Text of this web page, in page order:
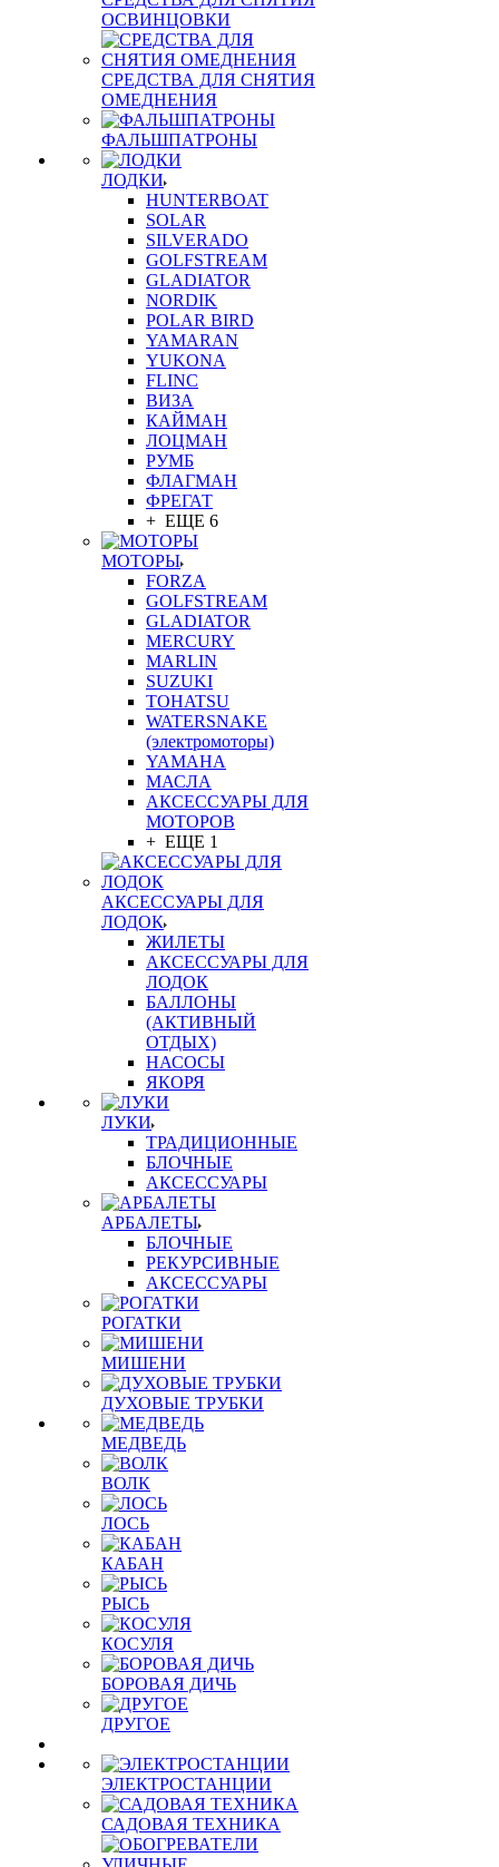
ОСВИНЦОВКИ
СРЕДСТВА ДЛЯ СНЯТИЯ
ОМЕДНЕНИЯ
ФАЛЬШПАТРОНЫ
ЛОДКИ
HUNTERBOAT
SOLAR
SILVERADO
GOLFSTREAM
GLADIATOR
NORDIK
POLAR BIRD
YAMARAN
YUKONA
FLINC
ВИЗА
КАЙМАН
ЛОЦМАН
РУМБ
ФЛАГМАН
ФРЕГАТ
+ ЕЩЕ 6
МОТОРЫ
FORZA
GOLFSTREAM
GLADIATOR
MERCURY
MARLIN
SUZUKI
TOHATSU
WATERSNAKE
(электромоторы)
YAMAHA
МАСЛА
АКСЕССУАРЫ ДЛЯ
МОТОРОВ
+ ЕЩЕ 1
АКСЕССУАРЫ ДЛЯ
ЛОДОК
ЖИЛЕТЫ
АКСЕССУАРЫ ДЛЯ
ЛОДОК
БАЛЛОНЫ
(АКТИВНЫЙ
ОТДЫХ)
НАСОСЫ
ЯКОРЯ
ЛУКИ
ТРАДИЦИОННЫЕ
БЛОЧНЫЕ
АКСЕССУАРЫ
АРБАЛЕТЫ
БЛОЧНЫЕ
РЕКУРСИВНЫЕ
АКСЕССУАРЫ
РОГАТКИ
МИШЕНИ
ДУХОВЫЕ ТРУБКИ
МЕДВЕДЬ
ВОЛК
ЛОСЬ
КАБАН
РЫСЬ
КОСУЛЯ
БОРОВАЯ ДИЧЬ
ДРУГОЕ
ЭЛЕКТРОСТАНЦИИ
САДОВАЯ ТЕХНИКА